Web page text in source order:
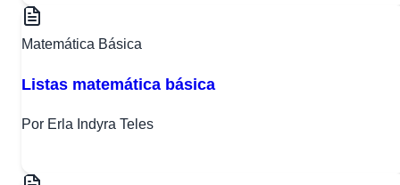
Matemática Básica
Listas matemática básica
Por Erla Indyra Teles